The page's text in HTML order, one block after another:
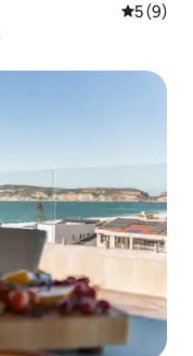
5 (9)